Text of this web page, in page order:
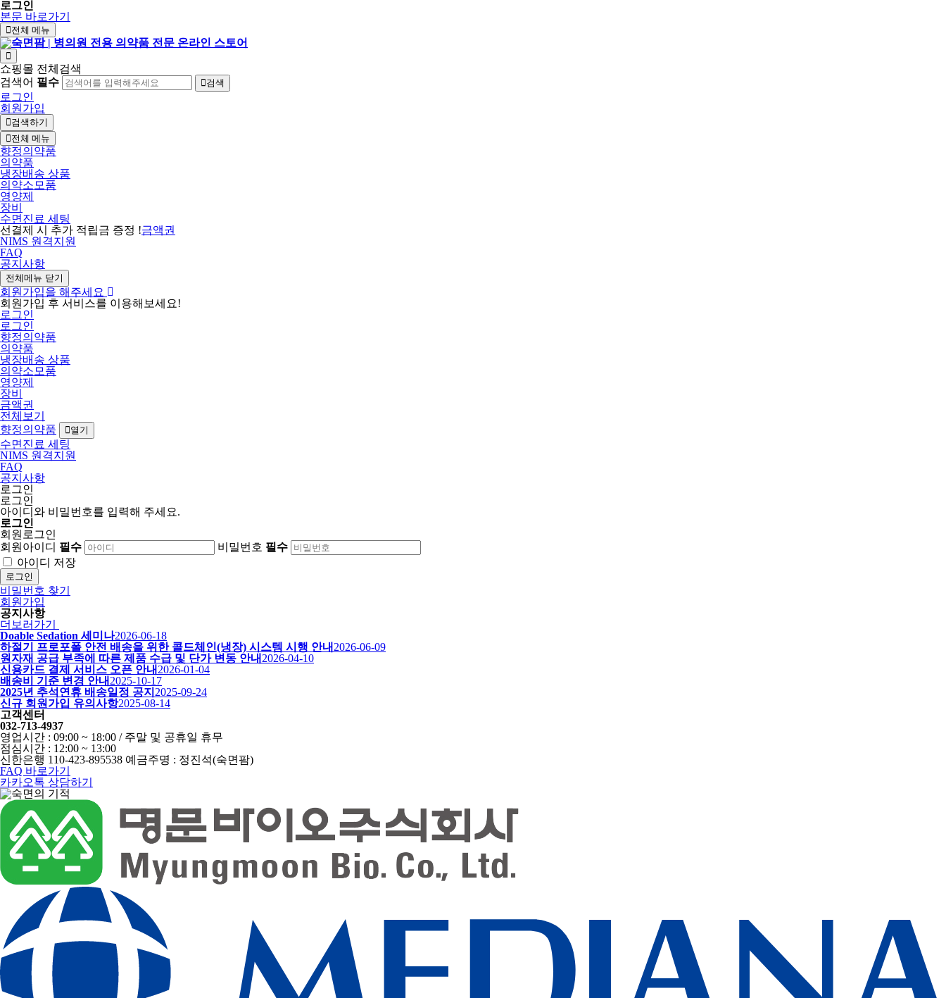
로그인
본문 바로가기
전체 메뉴
쇼핑몰 전체검색
검색어 필수 검색
로그인
회원가입
검색하기
전체 메뉴
향정의약품
의약품
냉장배송 상품
의약소모품
영양제
장비
수면진료 세팅
선결제 시 추가 적립금 증정 !금액권
NIMS 원격지원
FAQ
공지사항
전체메뉴 닫기
회원가입을 해주세요
회원가입 후 서비스를 이용해보세요!
로그인
로그인
향정의약품
의약품
냉장배송 상품
의약소모품
영양제
장비
금액권
전체보기
향정의약품
열기
수면진료 세팅
NIMS 원격지원
FAQ
공지사항
로그인
로그인
아이디와 비밀번호를 입력해 주세요.
로그인
회원로그인
회원아이디 필수 비밀번호 필수
아이디 저장
로그인
비밀번호 찾기
회원가입
공지사항
더보러가기
Doable Sedation 세미나2026-06-18
하절기 프로포폴 안전 배송을 위한 콜드체인(냉장) 시스템 시행 안내 2026-06-09
원자재 공급 부족에 따른 제품 수급 및 단가 변동 안내 2026-04-10
신용카드 결제 서비스 오픈 안내 2026-01-04
배송비 기준 변경 안내 2025-10-17
2025년 추석연휴 배송일정 공지 2025-09-24
신규 회원가입 유의사항2025-08-14
고객센터
032-713-4937
영업시간 : 09:00 ~ 18:00 / 주말 및 공휴일 휴무
점심시간 : 12:00 ~ 13:00
신한은행 110-423-895538 예금주명 : 정진석(숙면팜)
FAQ 바로가기
카카오톡 상담하기